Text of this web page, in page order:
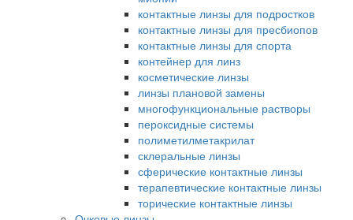
контактные линзы для подростков
контактные линзы для пресбиопов
контактные линзы для спорта
контейнер для линз
косметические линзы
линзы плановой замены
многофункциональные растворы
пероксидные системы
полиметилметакрилат
склеральные линзы
сферические контактные линзы
терапевтические контактные линзы
торические контактные линзы